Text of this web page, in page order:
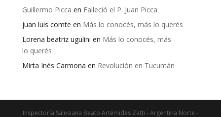
Guillermo Picca en Falleció el P. Juan Picca
juan luis comte en Más lo conocés, más lo querés
Lorena beatriz ugulini en Más lo conocés, más
lo querés
Mirta Inés Carmona en Revolución en Tucumán
Inspectoría Salesiana Beato Artémides Zatti - Argentina Norte -